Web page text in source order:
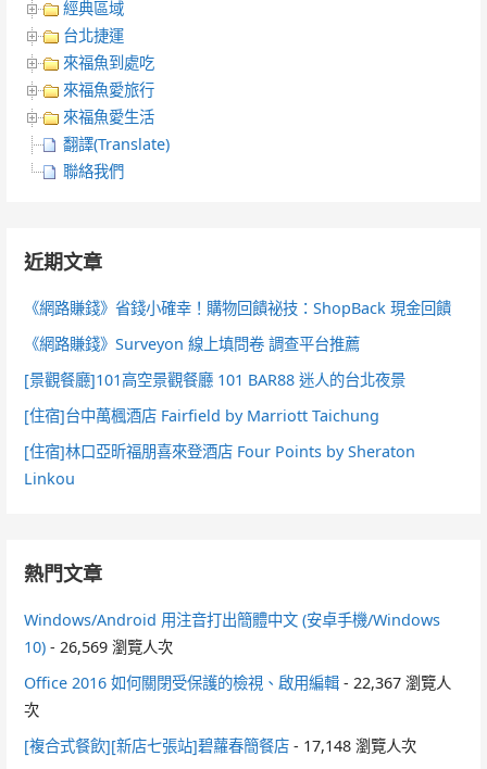
經典區域
台北捷運
來福魚到處吃
來福魚愛旅行
來福魚愛生活
翻譯(Translate)
聯絡我們
近期文章
《網路賺錢》省錢小確幸！購物回饋祕技：ShopBack 現金回饋
《網路賺錢》Surveyon 線上填問卷 調查平台推薦
[景觀餐廳]101高空景觀餐廳 101 BAR88 迷人的台北夜景
[住宿]台中萬楓酒店 Fairfield by Marriott Taichung
[住宿]林口亞昕福朋喜來登酒店 Four Points by Sheraton
Linkou
熱門文章
Windows/Android 用注音打出簡體中文 (安卓手機/Windows
10) - 26,569 瀏覽人次
Office 2016 如何關閉受保護的檢視、啟用編輯 - 22,367 瀏覽人
次
[複合式餐飲][新店七張站]碧蘿春簡餐店 - 17,148 瀏覽人次